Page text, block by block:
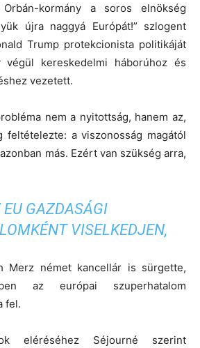
kormány a soros elnökség
újra naggyá Európát!” szlogent
Trump protekcionista politikáját
kereskedelmi háborúhoz és
vezetett.
nem a nyitottság, hanem az,
feltételezte: a viszonosság magától
más. Ezért van szükség arra,
EU GAZDASÁGI
VISELKEDJEN,
Merz német kancellár is sürgette,
az európai szuperhatalom
fel.
eléréséhez Séjourné szerint